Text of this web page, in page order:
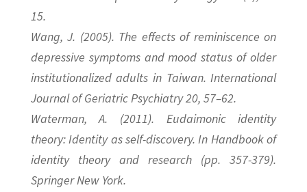
15.
Wang, J. (2005). The effects of reminiscence on
depressive symptoms and mood status of older
institutionalized adults in Taiwan. International
Journal of Geriatric Psychiatry 20, 57–62.
Waterman, A. (2011). Eudaimonic identity
theory: Identity as self-discovery. In Handbook of
identity theory and research (pp. 357-379).
Springer New York.